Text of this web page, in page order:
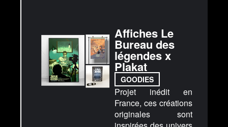
Affiches Le
Bureau des
légendes x
Plakat
GOODIES
Projet inédit en
France, ces créations
originales sont